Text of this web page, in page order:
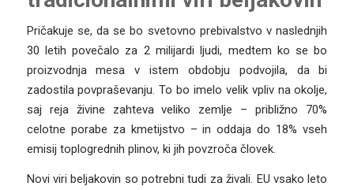
Pričakuje se, da se bo svetovno prebivalstvo v naslednjih
30 letih povečalo za 2 milijardi ljudi, medtem ko se bo
proizvodnja mesa v istem obdobju podvojila, da bi
zadostila povpraševanju. To bo imelo velik vpliv na okolje,
saj reja živine zahteva veliko zemlje – približno 70%
celotne porabe za kmetijstvo – in oddaja do 18% vseh
emisij toplogrednih plinov, ki jih povzroča človek.
Novi viri beljakovin so potrebni tudi za živali. EU vsako leto